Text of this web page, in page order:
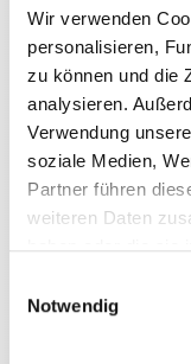
Wir verwenden
personalisieren,
zu können und die
analysieren.
Verwendung
soziale Medien,
Partner führen
weiteren Daten
haben oder die sie
Notwendig
sanfteren
Auftragen von
empfindlicher
eignet. Dieser
optimiert den
eine präzise
Niederdruckdüse